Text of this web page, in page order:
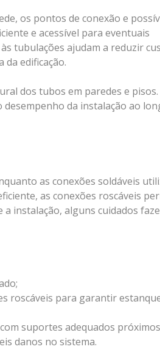
os pontos de conexão e
e acessível para eventuais
tubulações ajudam a reduzir
edificação.
dos tubos em paredes e pisos.
da instalação ao
as conexões soldáveis
as conexões roscáveis
instalação, alguns cuidados
roscáveis para garantir
suportes adequados
danos no sistema.